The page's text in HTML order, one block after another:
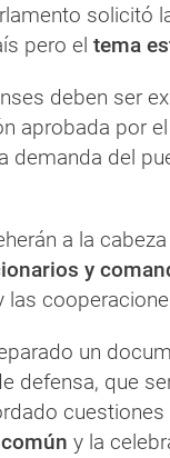
solicitó
pero el tema
deben ser
aprobada por
demanda del
a la
y
un
defensa, que
cuestiones
y la